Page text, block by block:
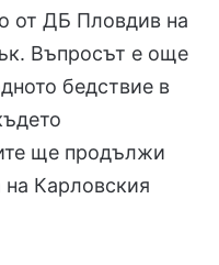
от ДБ Пловдив на
Въпросът е още
бедствие в
ще продължи
Карловския